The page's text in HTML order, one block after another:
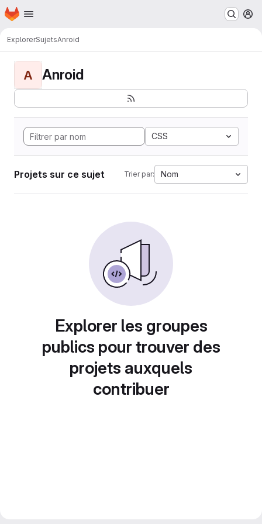
Passer au contenu principal
Page d'accueil
ExplorerSujetsAnroid
A Anroid
CSS
Projets sur ce sujet Trier par: Nom
Explorer les groupes
publics pour trouver des
projets auxquels
contribuer